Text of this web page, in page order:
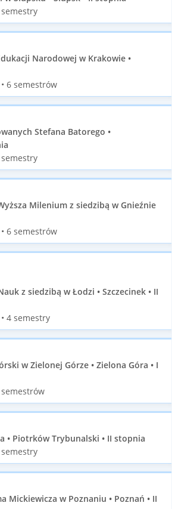
Narodowej w Krakowie •
6 semestrów
Stefana Batorego •
Milenium z siedzibą w Gnieźnie
6 semestrów
z siedzibą w Łodzi • Szczecinek • II
4 semestry
w Zielonej Górze • Zielona Góra • I
• Piotrków Trybunalski • II stopnia
Mickiewicza w Poznaniu • Poznań • II